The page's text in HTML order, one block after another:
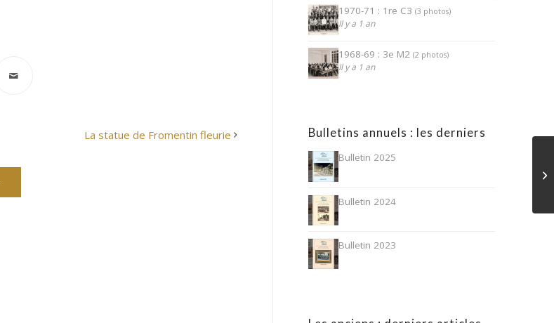
La statue de Fromentin fleurie
1970-71 : 1re C3(3 photos)
Il y a 1 an
1968-69 : 3e M2(2 photos)
Il y a 1 an
Bulletins annuels : les derniers
Bulletin 2025
Bulletin 2024
Bulletin 2023